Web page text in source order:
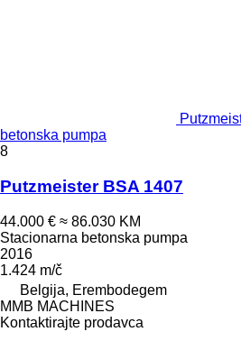
betonska pumpa
8
Putzmeister BSA 1407
44.000 € ≈ 86.030 KM
Stacionarna betonska pumpa
2016
1.424 m/č
Belgija, Erembodegem
MMB MACHINES
Kontaktirajte prodavca